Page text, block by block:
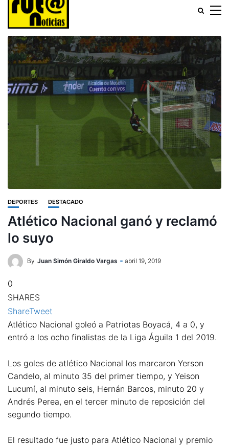
DEPORTES DESTACADO
Atlético Nacional ganó y reclamó
lo suyo
By Juan Simón Giraldo Vargas abril 19, 2019
0
SHARES
ShareTweet
Atlético Nacional goleó a Patriotas Boyacá, 4 a 0, y
entró a los ocho finalistas de la Liga Águila 1 del 2019.
Los goles de atlético Nacional los marcaron Yerson
Candelo, al minuto 35 del primer tiempo, y Yeison
Lucumí, al minuto seis, Hernán Barcos, minuto 20 y
Andrés Perea, en el tercer minuto de reposición del
segundo tiempo.
El resultado fue justo para Atlético Nacional y premio